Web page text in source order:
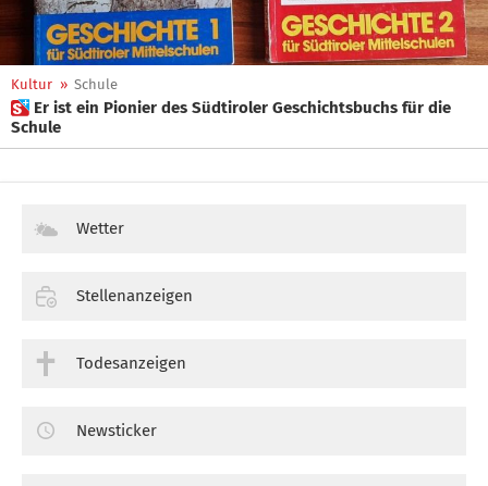
Kultur » Schule
 Er ist ein Pionier des Südtiroler Geschichtsbuchs für die
Schule
Wetter
Stellenanzeigen
Todesanzeigen
Newsticker